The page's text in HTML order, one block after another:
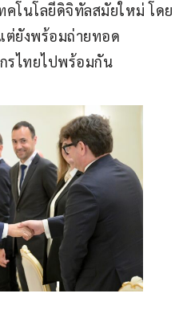
โนโลยีดิจิทัลสมัยใหม่ โดย
ต่ยังพร้อมถ่ายทอด
รไทยไปพร้อมกัน